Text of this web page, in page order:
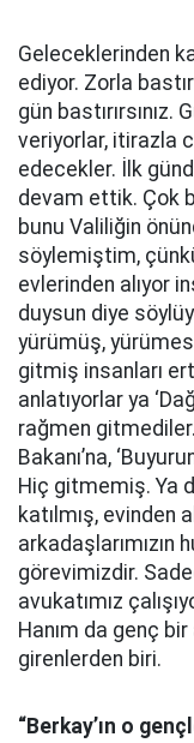
Geleceklerinden
ediyor. Zorla
gün
veriyorlar, itirazla
edecekler. İlk
devam ettik. Çok
bunu Valiliğin
söylemiştim,
evlerinden alıyor
duysun diye
yürümüş,
gitmiş insanları
anlatıyorlar ya
rağmen
Bakanı’na,
Hiç gitmemiş. Ya
katılmış, evinden
arkadaşlarımızın
görevimizdir.
avukatımız
Hanım da genç bir
girenlerden biri.
“Berkay’ın o